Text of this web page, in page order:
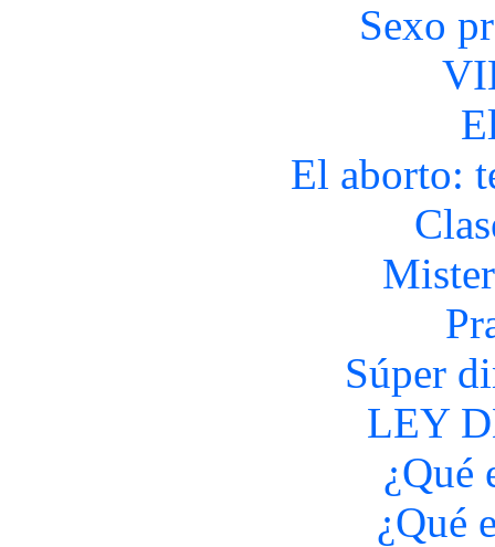
Sexo
El aborto:
Súper
LEY
¿Qué
¿Qué